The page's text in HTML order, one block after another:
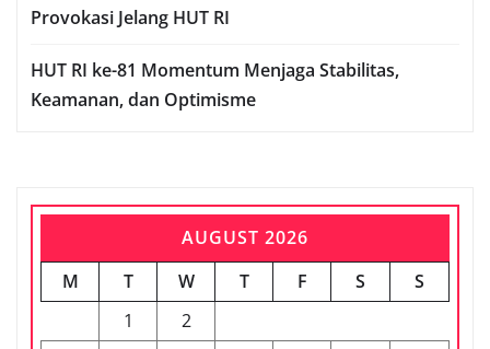
Provokasi Jelang HUT RI
HUT RI ke-81 Momentum Menjaga Stabilitas,
Keamanan, dan Optimisme
AUGUST 2026
M
T W T F S
S
1
2